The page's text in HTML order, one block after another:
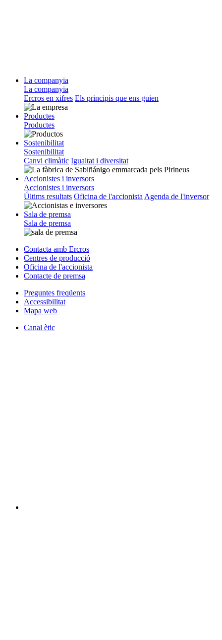
La companyia
La companyia
Ercros en xifres Els principis que ens guien
Productes
Productes
Sostenibilitat
Sostenibilitat
Canvi climàtic Igualtat i diversitat
Accionistes i inversors
Accionistes i inversors
Últims resultats Oficina de l'accionista Agenda de l'inversor
Sala de premsa
Sala de premsa
Contacta amb Ercros
Centres de producció
Oficina de l'accionista
Contacte de premsa
Preguntes freqüents
Accessibilitat
Mapa web
Canal ètic